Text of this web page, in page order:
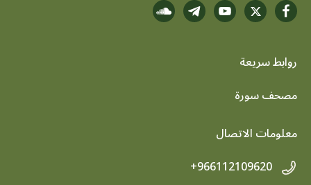
روابط سريعة
footer menu
مصحف سورة
معلومات الاتصال
+966112109620